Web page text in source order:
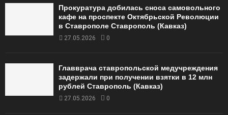
Прокуратура добилась сноса самовольного
кафе на проспекте Октябрьской Революции
в Ставрополе Ставрополь (Кавказ)
27.05.2026 0
Главврача ставропольской медучреждения
задержали при получении взятки в 12 млн
рублей Ставрополь (Кавказ)
27.05.2026 0